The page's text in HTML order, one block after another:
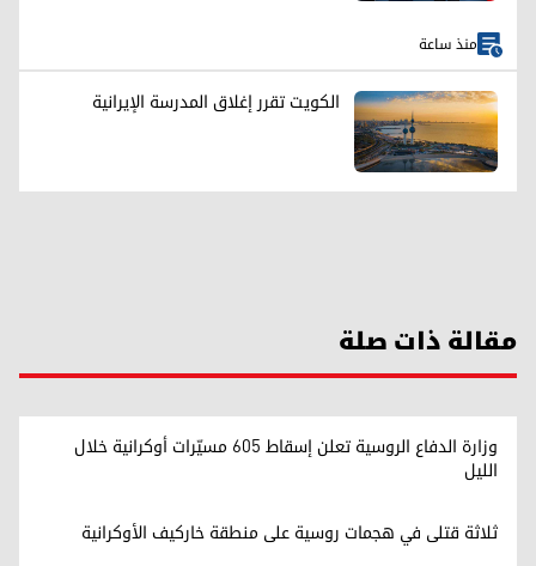
منذ ساعة
الكويت تقرر إغلاق المدرسة الإيرانية
مقالة ذات صلة
وزارة الدفاع الروسية تعلن إسقاط 605 مسيّرات أوكرانية خلال
الليل
ثلاثة قتلى في هجمات روسية على منطقة خاركيف الأوكرانية